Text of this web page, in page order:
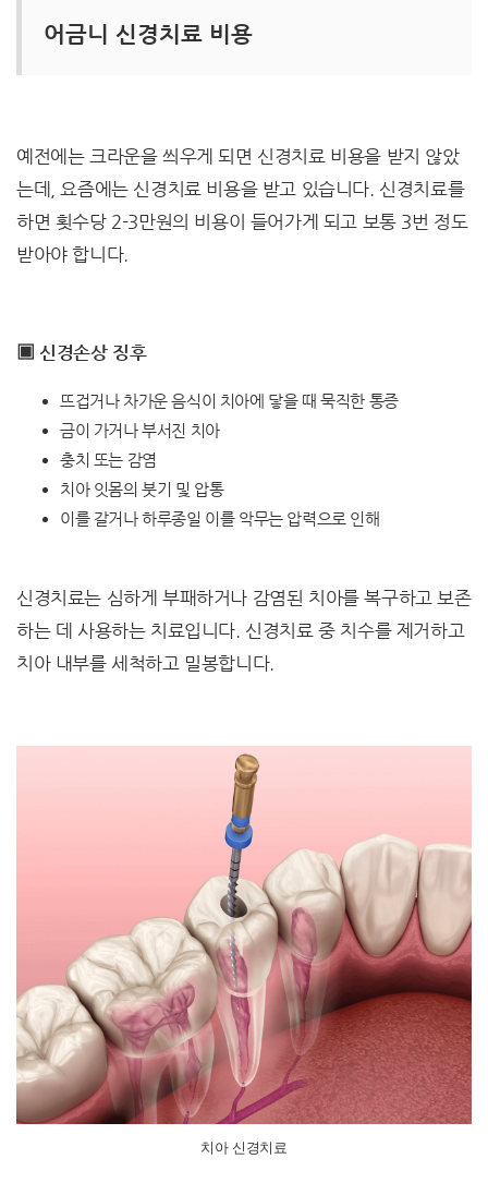
어금니 신경치료 비용
예전에는 크라운을 씌우게 되면 신경치료 비용을 받지 않았
는데, 요즘에는 신경치료 비용을 받고 있습니다. 신경치료를
하면 횟수당 2-3만원의 비용이 들어가게 되고 보통 3번 정도
받아야 합니다.
▣ 신경손상 징후
뜨겁거나 차가운 음식이 치아에 닿을 때 묵직한 통증
금이 가거나 부서진 치아
충치 또는 감염
치아 잇몸의 붓기 및 압통
이를 갈거나 하루종일 이를 악무는 압력으로 인해
신경치료는 심하게 부패하거나 감염된 치아를 복구하고 보존
하는 데 사용하는 치료입니다. 신경치료 중 치수를 제거하고
치아 내부를 세척하고 밀봉합니다.
치아 신경치료